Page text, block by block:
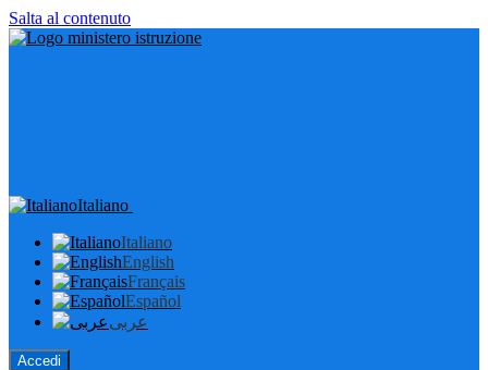
Salta al contenuto
Italiano
Italiano
English
Français
Español
عربى
Accedi